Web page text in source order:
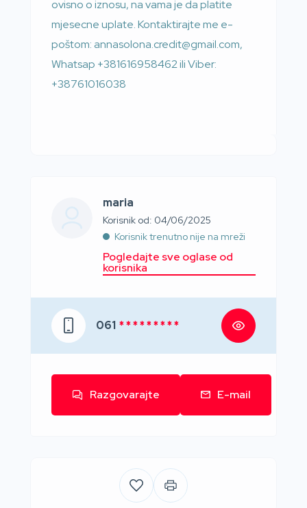
ovisno o iznosu, na vama je da platite
mjesecne uplate. Kontaktirajte me e-
poštom: annasolona.credit@gmail.com,
Whatsap +381616958462 ili Viber:
+38761016038
maria
Korisnik od: 04/06/2025
Korisnik trenutno nije na mreži
Pogledajte sve oglase od
korisnika
061 * * * * * * * * *
Razgovarajte E-mail